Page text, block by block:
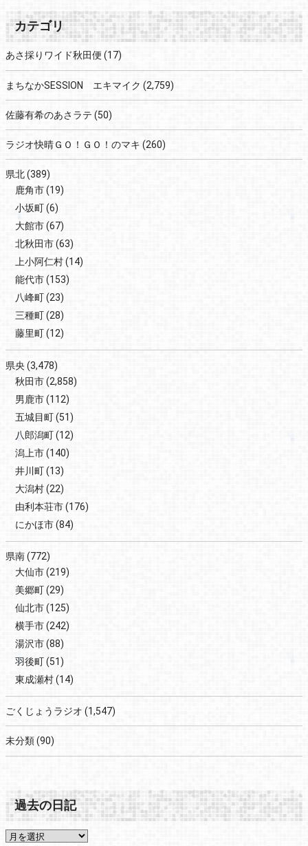
カテゴリ
あさ採りワイド秋田便 (17)
まちなかSESSION エキマイク (2,759)
佐藤有希のあさラテ (50)
ラジオ快晴ＧＯ！ＧＯ！のマキ (260)
県北(389)
鹿角市(19)
小坂町(6)
大館市(67)
北秋田市(63)
上小阿仁村(14)
能代市(153)
八峰町(23)
三種町(28)
藤里町(12)
県央(3,478)
秋田市(2,858)
男鹿市(112)
五城目町(51)
八郎潟町(12)
潟上市(140)
井川町(13)
大潟村(22)
由利本荘市(176)
にかほ市(84)
県南(772)
大仙市(219)
美郷町(29)
仙北市(125)
横手市(242)
湯沢市(88)
羽後町(51)
東成瀬村(14)
ごくじょうラジオ (1,547)
未分類(90)
過去の日記